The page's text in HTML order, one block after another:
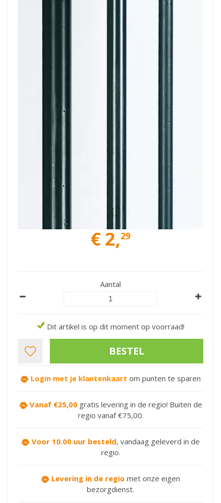
€ 2,29
Aantal
Dit artikel is op dit moment op voorraad!
Login met je klantenkaart om punten te sparen
Vanaf €25,00gratis levering in de regio! Buiten de
regio vanaf €75,00.
Voor 10.00 uur besteld, vandaag geleverd in de
regio.
Levering in de regio met onze eigen
bezorgdienst.